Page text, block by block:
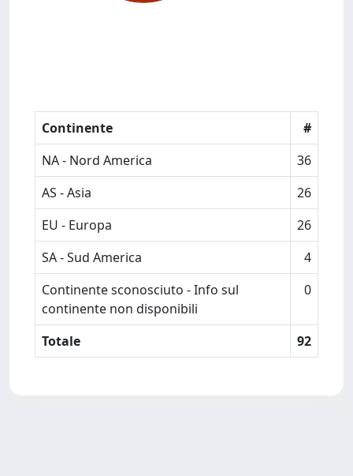
Continente
#
NA - Nord America
36
AS - Asia
26
EU - Europa
26
SA - Sud America
4
Continente sconosciuto - Info sul
continente non disponibili
0
Totale 92